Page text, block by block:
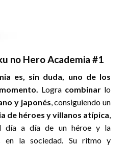
no Hero Academia #1
es, sin duda, uno de los
Logra combinarlo
y japonés, consiguiendo un
de héroes y villanos atípica,
día a día de un héroe y la
en la sociedad. Su ritmo y